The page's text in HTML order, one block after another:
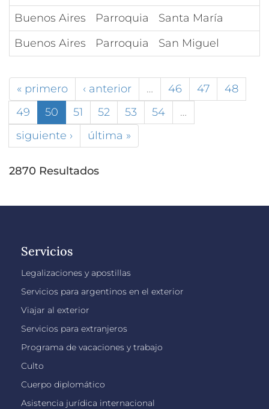
Buenos Aires
Parroquia
Santa María
Buenos Aires
Parroquia San Miguel
« primero ‹ anterior … 46 47
48
49
50 51 52 53 54
…
siguiente ›
última »
2870 Resultados
Servicios
Legalizaciones y apostillas
Servicios para argentinos en el exterior
Viajar al exterior
Servicios para extranjeros
Programa de vacaciones y trabajo
Culto
Cuerpo diplomático
Asistencia jurídica internacional